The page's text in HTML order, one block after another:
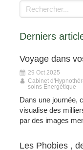
Rechercher
Derniers
Voyage dans
29 Oct 2025
Cabinet
soins Energétique
Dans une journée,
visualise des
par des images
Les Phobies ,